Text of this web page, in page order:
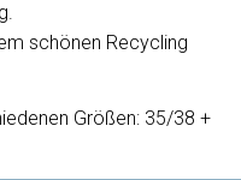
schönen Recycling
Größen: 35/38 +